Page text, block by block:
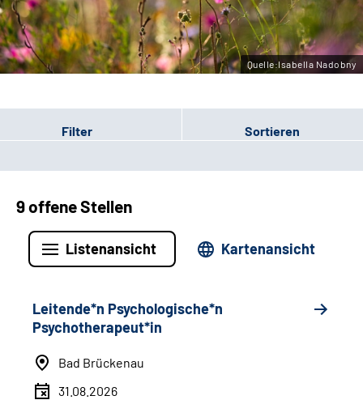
Leichte Sprache
Gebärdensprache
Quelle:Isabella Nadobny
Filter Sortieren
9 offene Stellen
Listenansicht Kartenansicht
Leitende*n Psychologische*n
Psychotherapeut*in
Bad Brückenau
31.08.2026